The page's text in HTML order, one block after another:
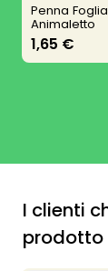
Penna
Animaletto
1,65 €
I clienti
prodotto